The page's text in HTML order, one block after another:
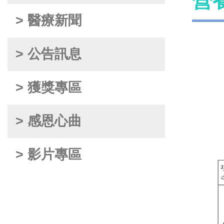
> 醫療新聞
> 公告訊息
> 獲獎專區
> 感恩心曲
> 影片專區